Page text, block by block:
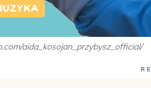
aida_kosojan_przybysz_official/